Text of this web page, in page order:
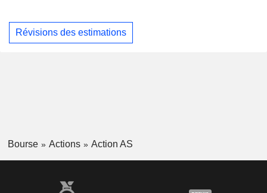
Révisions des estimations
Bourse Actions Action AS